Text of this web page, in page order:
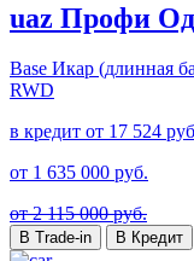
uaz Профи
Base Икар (длинная
RWD
в кредит от 17 524
от 1 635 000 руб.
от 2 115 000 руб.
В Trade-in В Кредит